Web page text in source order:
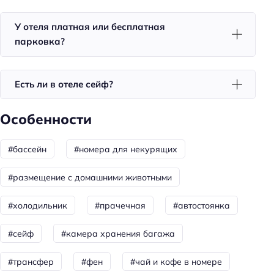
Бассейн
Площадка для пикника
Развлечения: охота
Спорт: рыбалка
Спорт: пляжный волейбол
Для семей
Детский бассейн
Детская площадка
Пляжный отдых
Шезлонги
Пляжная линия: 1-я линия
У отеля платная или бесплатная
парковка?
Есть ли в отеле сейф?
Особенности
#бассейн #номера для некурящих
#размещение с домашними животными
#холодильник #прачечная #автостоянка
#сейф #камера хранения багажа
#трансфер #фен #чай и кофе в номере